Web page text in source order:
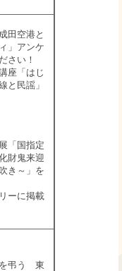
田空港と
」アンケ
さい！
座「はじ
と民謡」
「国指定
財鬼来迎
き～」を
ーに掲載
を弔う 東